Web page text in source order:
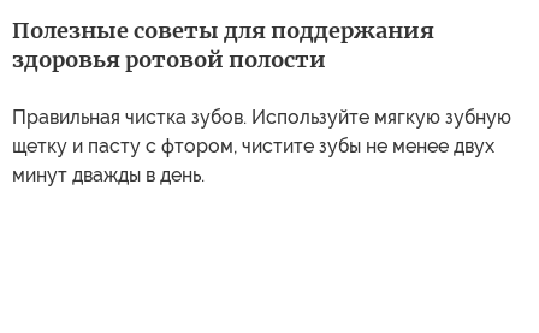
Полезные советы для поддержания
здоровья ротовой полости
Правильная чистка зубов. Используйте мягкую зубную
щетку и пасту с фтором, чистите зубы не менее двух
минут дважды в день.